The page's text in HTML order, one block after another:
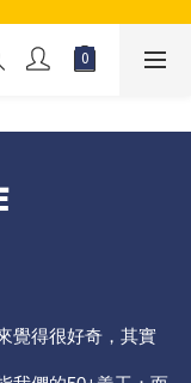
覺得很好奇，其實